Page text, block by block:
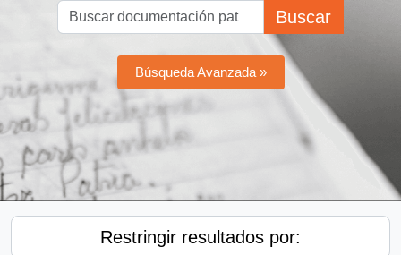
Buscar
Búsqueda Avanzada »
Restringir resultados por: